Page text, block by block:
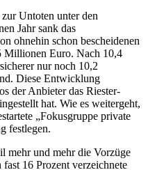
Untoten unter den
Jahr sank das
ohnehin schon bescheidenen
Millionen Euro. Nach 10,4
nur noch 10,2
Diese Entwicklung
der Anbieter das Riester-
hat. Wie es weitergeht,
„Fokusgruppe private
festlegen.
mehr und mehr die Vorzüge
16 Prozent verzeichnete